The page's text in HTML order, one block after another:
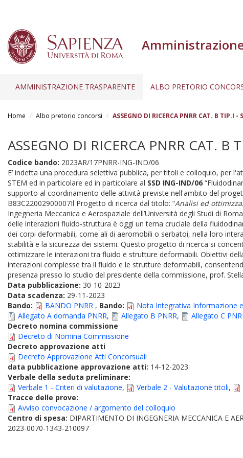
AMMINISTRAZIONE TRASPARENTE ALBO PRETORIO
Home Albo pretorio concorsi ASSEGNO DI RICERCA PNRR CAT. B TIP.I
ASSEGNO DI RICERCA PNRR CAT.
Codice bando: 2023AR/17PNRR-ING-IND/06
E’ indetta una procedura selettiva pubblica, per titoli e colloquio, per
STEM ed in particolare ed in particolare al SSD ING-IND/06
supporto al coordinamento delle attività previste nell'ambito del
B83C22002900007Il Progetto di ricerca dal titolo: “Analisi ed
Ingegneria Meccanica e Aerospaziale dell’Università degli Studi di
delle interazioni fluido-struttura è oggi un tema cruciale della
dei corpi deformabili, come ali di aeromobili o serbatoi, nella loro
stabilità e la sicurezza dei sistemi. Questo progetto di ricerca si
ottimizzare le interazioni tra fluido e strutture deformabili. Obiettivi
interazioni complesse tra il fluido e le strutture deformabili,
presenza presso lo studio del presidente della commissione, prof.
Data pubblicazione: 30-10-2023
Data scadenza: 29-11-2023
Bando:
BANDO PNRR , Bando:
Nota Integrativa Informazione
Allegato A domanda PNRR, Allegato B PNRR, Allegato C
Decreto nomina commissione
Decreto di Nomina Commissione
Decreto approvazione atti
Decreto Approvazione Atti Concorsuali
data pubblicazione approvazione atti: 14-12-2023
Verbale della seduta preliminare:
Verbale 1 - Criteri di valutazione, Verbale 2 - Valutazione titoli,
Tracce delle prove:
Avviso convocazione / argomento del colloquio
Centro di spesa: DIPARTIMENTO DI INGEGNERIA MECCANICA E
2023-0070-1343-210097